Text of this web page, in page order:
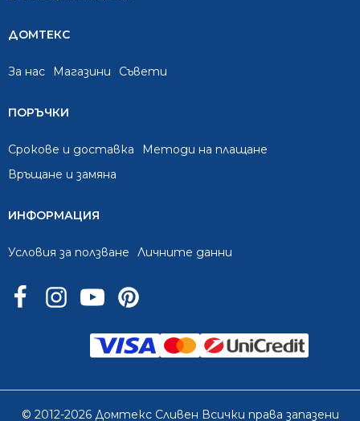
ДОМТЕКС
За нас Mагазини Съвети
ПОРЪЧКИ
Срокове и доставка
Методи на плащане
Връщане и замяна
ИНФОРМАЦИЯ
Условия за ползване Личните данни
© 2012-2026 Домтекс Сливен Всички права запазени